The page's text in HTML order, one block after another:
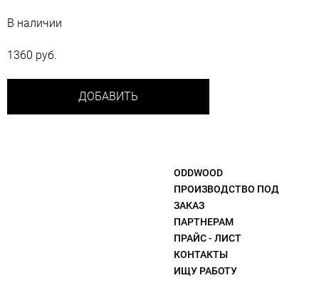
В наличии
1360 руб.
ДОБАВИТЬ
ODDWOOD
ПРОИЗВОДСТВО ПОД
ЗАКАЗ
ПАРТНЕРАМ
ПРАЙС - ЛИСТ
КОНТАКТЫ
ИЩУ РАБОТУ